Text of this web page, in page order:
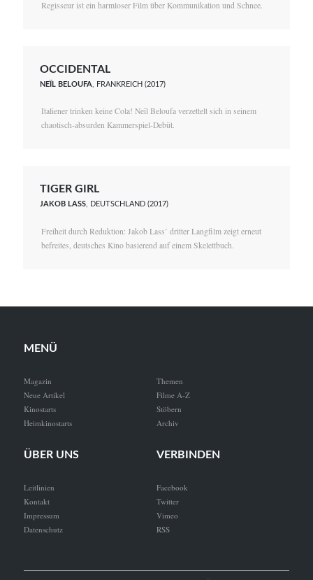
Regisseur ist ein harmloser Film über Kommunikation und Schnee.
OCCIDENTAL
NEÏL BELOUFA , FRANKREICH (2017)
Italiener trinken keine Cola! Neïl Beloufa verzettelt sich in seinem
chaotisch-absurden Kammerspiel-Debüt.
TIGER GIRL
JAKOB LASS, DEUTSCHLAND (2017)
Freiheit durch Reduktion: Jakob Lass’ dritter Langfilm zeigt erneut
befreites, deutsches Kino basierend auf einem Skelettbuch.
MENÜ
Magazin
Neue Artikel
Kinostarts
Heimkinostarts
Themen
Filme A-Z
Stöbern
Archiv
ÜBER UNS
Leitlinien
Kontakt
Impressum
Datenschutz
VERBINDEN
Facebook
Twitter
Vimeo
RSS